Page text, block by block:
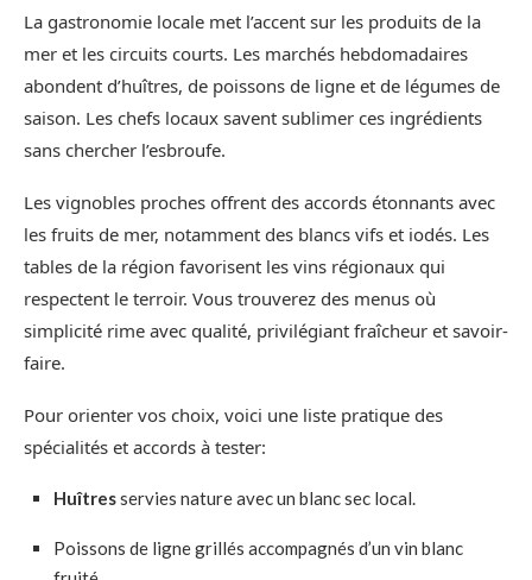
La gastronomie locale met l’accent sur les produits de la
mer et les circuits courts. Les marchés hebdomadaires
abondent d’huîtres, de poissons de ligne et de légumes de
saison. Les chefs locaux savent sublimer ces ingrédients
sans chercher l’esbroufe.
Les vignobles proches offrent des accords étonnants avec
les fruits de mer, notamment des blancs vifs et iodés. Les
tables de la région favorisent les vins régionaux qui
respectent le terroir. Vous trouverez des menus où
simplicité rime avec qualité, privilégiant fraîcheur et savoir-
faire.
Pour orienter vos choix, voici une liste pratique des
spécialités et accords à tester:
Huîtresservies nature avec un blanc sec local.
Poissons de ligne grillés accompagnés d’un vin blanc